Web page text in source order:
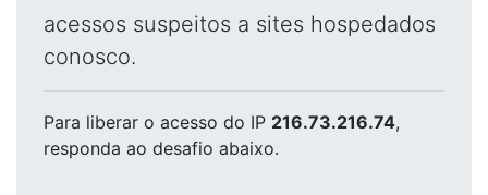
acessos suspeitos a sites hospedados
conosco.
Para liberar o acesso do IP 216.73.216.74,
responda ao desafio abaixo.